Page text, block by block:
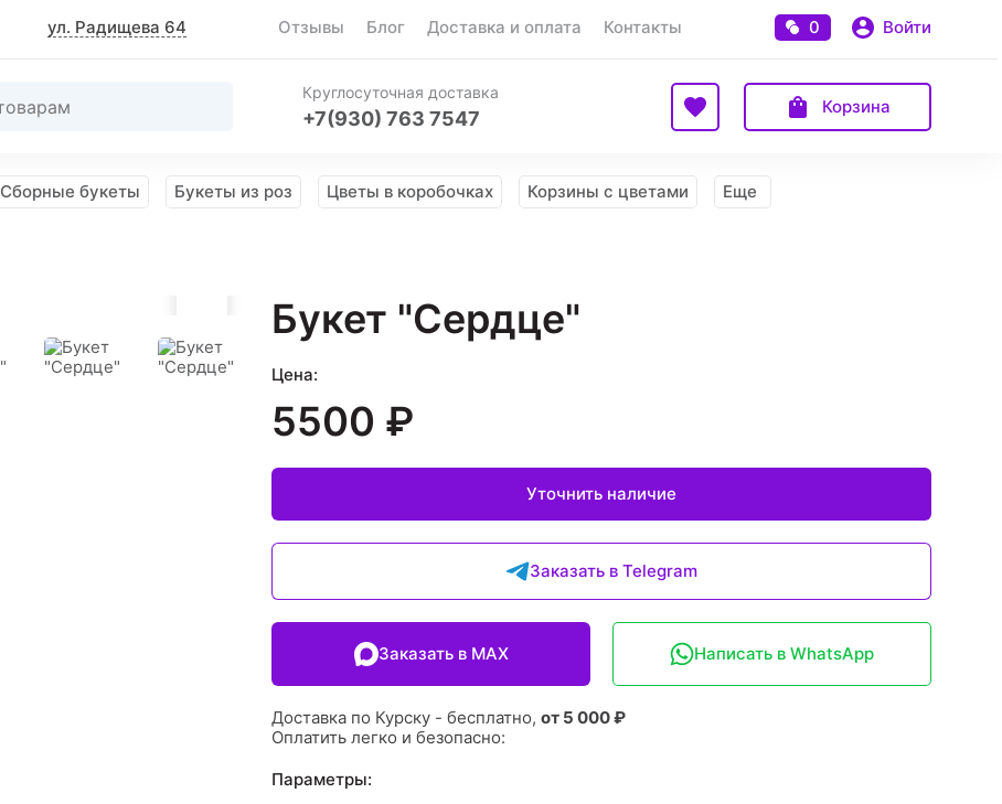
ул. Радищева 64 Отзывы Блог Доставка и оплата Контакты 0 Войти
Круглосуточная доставка
+7(930) 763 7547
Корзина
Сборные букеты Букеты из роз Цветы в коробочках Корзины с цветами Еще
Букет "Сердце"
Цена:
5500 ₽
Уточнить наличие
Заказать в Telegram
Заказать в MAX Написать в WhatsApp
Доставка по Курску - бесплатно, от 5 000 ₽
Оплатить легко и безопасно:
Параметры: